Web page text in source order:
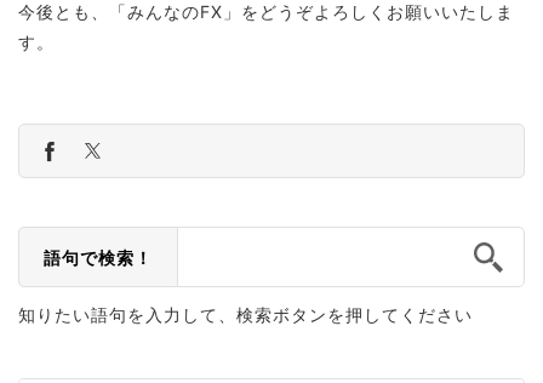
今後とも、「みんなのFX」をどうぞよろしくお願いいたしま
す。
語句で検索！
知りたい語句を入力して、検索ボタンを押してください